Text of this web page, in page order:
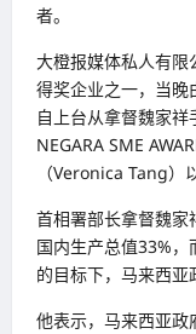
者。
大橙报媒体私人有
得奖企业之一，当晚
自上台从拿督魏家祥
NEGARA SME
（Veronica Tang）
首相署部长拿督魏家
国内生产总值33%，
的目标下，马来西亚
他表示，马来西亚政